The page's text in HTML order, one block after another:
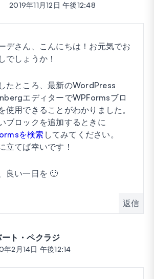
2019年11月12日 午後12:48
デさん、こんにちは！お元気でお
でしょうか！
たところ、最新のWordPress
エディターでWPFormsブロ
使用できることがわかりました。
ブロックを追加するときに
を検索 してみてください。
立てば幸いです！
良い一日を 🙂
返信
ート・ペクラジ
2月14日 午後12:14